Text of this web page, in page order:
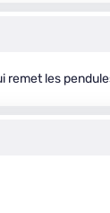
remet les